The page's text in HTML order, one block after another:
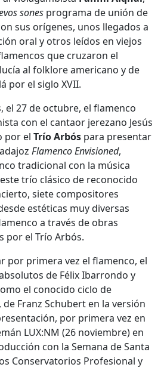
sones programa de unión de
sus orígenes, unos llegados a
oral y otros leídos en viejos
que cruzaron el
al folklore americano y de
por el siglo XVII.
el 27 de octubre, el flamenco
con el cantaor jerezano Jesús
por el Trío Arbós para presentar
Flamenco Envisioned,
tradicional con la música
trío clásico de reconocido
siete compositores
estéticas muy diversas
a través de obras
por el Trío Arbós.
por primera vez el flamenco, el
de Félix Ibarrondo y
el conocido ciclo de
, de Franz Schubert en la versión
por primera vez en
LUX:NM (26 noviembre) en
con la Semana de Santa
Conservatorios Profesional y